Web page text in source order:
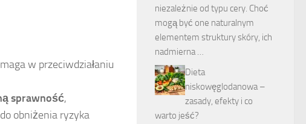
w przeciwdziałaniu
sprawność,
obniżenia ryzyka
niezależnie od typu cery. Choć
mogą być one naturalnym
elementem struktury skóry, ich
nadmierna …
Dieta
niskowęglodanowa –
zasady, efekty i co
warto jeść?